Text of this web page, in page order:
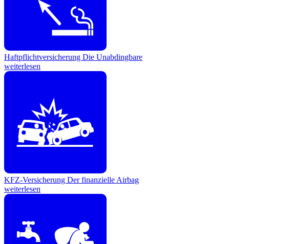
Haftpflichtversicherung Die Unabdingbare
weiterlesen
KFZ-Versicherung Der finanzielle Airbag
weiterlesen